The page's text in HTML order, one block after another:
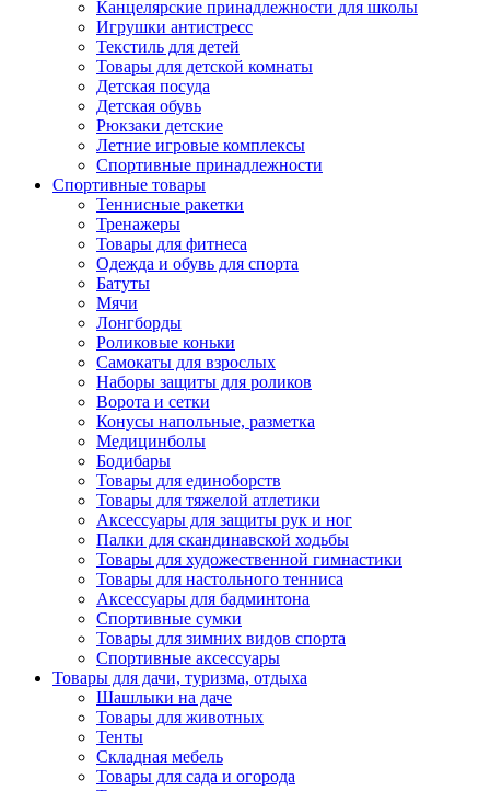
Канцелярские принадлежности для школы
Игрушки антистресс
Текстиль для детей
Товары для детской комнаты
Детская посуда
Детская обувь
Рюкзаки детские
Летние игровые комплексы
Спортивные принадлежности
Спортивные товары
Теннисные ракетки
Тренажеры
Товары для фитнеса
Одежда и обувь для спорта
Батуты
Мячи
Лонгборды
Роликовые коньки
Самокаты для взрослых
Наборы защиты для роликов
Ворота и сетки
Конусы напольные, разметка
Медицинболы
Бодибары
Товары для единоборств
Товары для тяжелой атлетики
Аксессуары для защиты рук и ног
Палки для скандинавской ходьбы
Товары для художественной гимнастики
Товары для настольного тенниса
Аксессуары для бадминтона
Спортивные сумки
Товары для зимних видов спорта
Спортивные аксессуары
Товары для дачи, туризма, отдыха
Шашлыки на даче
Товары для животных
Тенты
Складная мебель
Товары для сада и огорода